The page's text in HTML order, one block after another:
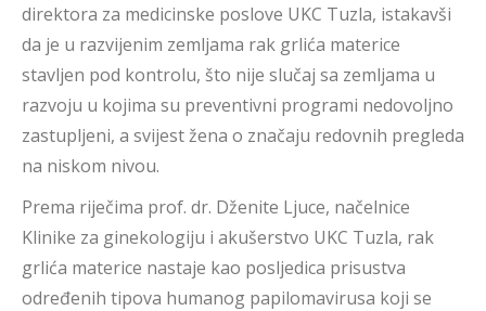
direktora za medicinske poslove UKC Tuzla, istakavši
da je u razvijenim zemljama rak grlića materice
stavljen pod kontrolu, što nije slučaj sa zemljama u
razvoju u kojima su preventivni programi nedovoljno
zastupljeni, a svijest žena o značaju redovnih pregleda
na niskom nivou.
Prema riječima prof. dr. Dženite Ljuce, načelnice
Klinike za ginekologiju i akušerstvo UKC Tuzla, rak
grlića materice nastaje kao posljedica prisustva
određenih tipova humanog papilomavirusa koji se